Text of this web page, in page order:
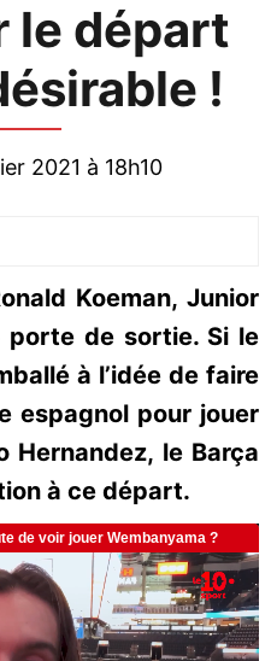
le départ
!
2021 à 18h10
Koeman, Junior
porte de sortie. Si le
à l’idée de faire
espagnol pour jouer
Hernandez, le Barça
à ce départ.